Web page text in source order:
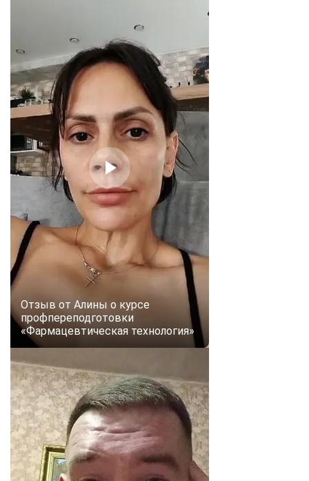
Отзыв от Алины о курсе
профпереподготовки
«Фармацевтическая технология»